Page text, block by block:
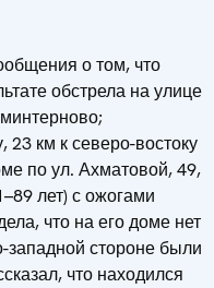
о том, что
обстрела на улице
23 км к северо-востоку
по ул. Ахматовой, 49,
лет) с ожогами
что на его доме нет
стороне были
что находился